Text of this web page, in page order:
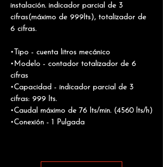
instalación. indicador parcial de 3
cifras(máximo de 999lts), totalizador de
6 cifras.
•Tipo - cuenta litros mecánico
•Modelo - contador totalizador de 6
cifras
•Capacidad - indicador parcial de 3
cifras: 999 lts.
•Caudal máximo de 76 lts/min. (4560 lts/h)
•Conexión - 1 Pulgada